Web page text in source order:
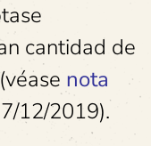
cantidad de
nota
12/2019).